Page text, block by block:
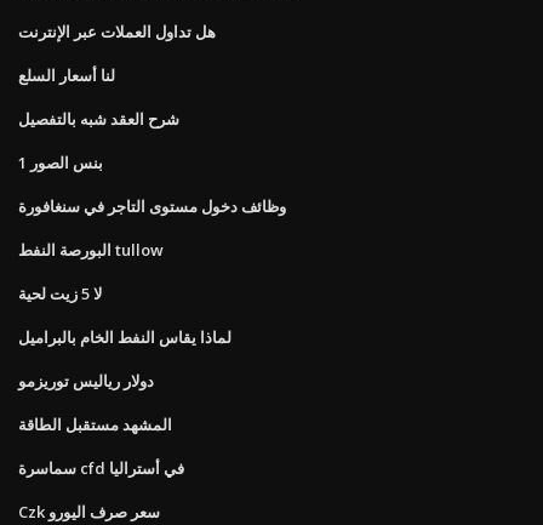
هل تداول العملات عبر الإنترنت
لنا أسعار السلع
شرح العقد شبه بالتفصيل
1 بنس الصور
وظائف دخول مستوى التاجر في سنغافورة
البورصة النفط tullow
لا 5 زيت لحية
لماذا يقاس النفط الخام بالبراميل
دولار رياليس توريزمو
المشهد مستقبل الطاقة
سماسرة cfd في أستراليا
Czk سعر صرف اليورو